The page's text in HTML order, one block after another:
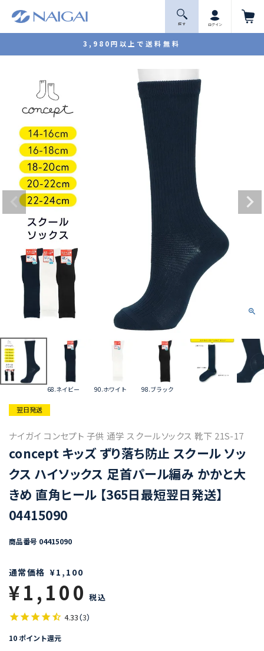
3,980円以上で送料無料
探 す ログイン
68.ネイビー 90.ホワイト 98.ブラック
翌日発送
ナイガイ コンセプト 子供 通学 スクールソックス 靴下 21S-17
concept キッズ ずり落ち防止 スクール ソッ
クス ハイソックス 足首パール編み かかと大
きめ 直角ヒール 【365日最短翌日発送】
04415090
商品番号 04415090
通常価格 ¥1,100
¥1,100 税込
4.33（3）
10 ポイント還元